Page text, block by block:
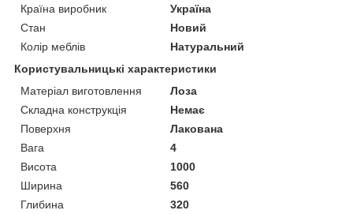
Країна виробник
Україна
Стан
Новий
Колір меблів
Натуральний
Користувальницькі характеристики
Матеріал виготовлення
Лоза
Складна конструкція
Немає
Поверхня
Лакована
Вага
4
Висота
1000
Ширина
560
Глибина
320